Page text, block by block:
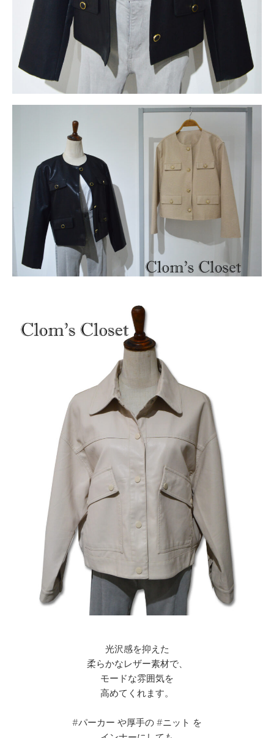
光沢感を抑えた
柔らかなレザー素材で、
モードな雰囲気を
高めてくれます。
#パーカー や厚手の #ニット を